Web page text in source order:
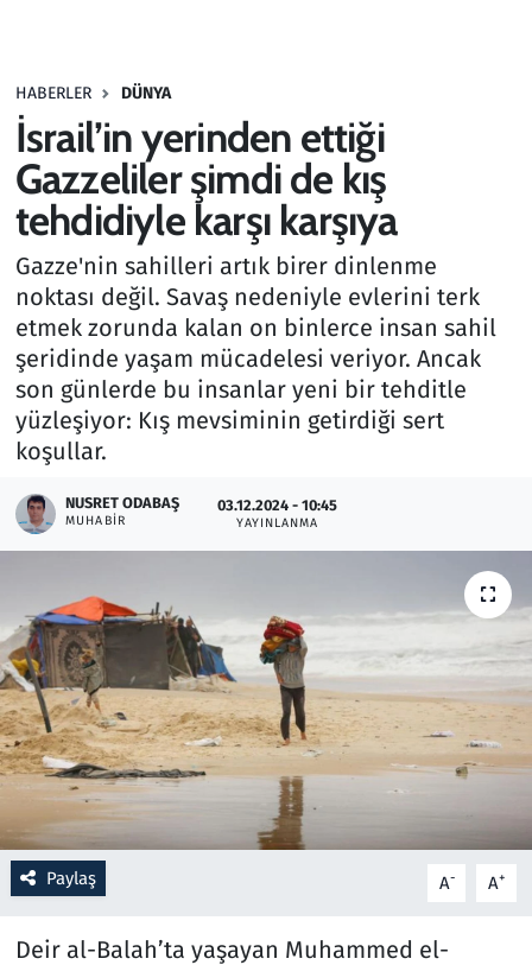
HABERLER DÜNYA
İsrail’in yerinden ettiği
Gazzeliler şimdi de kış
tehdidiyle karşı karşıya
Gazze'nin sahilleri artık birer dinlenme
noktası değil. Savaş nedeniyle evlerini terk
etmek zorunda kalan on binlerce insan sahil
şeridinde yaşam mücadelesi veriyor. Ancak
son günlerde bu insanlar yeni bir tehditle
yüzleşiyor: Kış mevsiminin getirdiği sert
koşullar.
NUSRET ODABAŞ
MUHABIR
03.12.2024 - 10:45
YAYINLANMA
Paylaş A- A+
Deir al-Balah’ta yaşayan Muhammed el-
Haber
Kültür Sanat
Kurumsal Haberler
Lezzet Durağı
Memur ve Kamu
Otomobil
Oyun
Ramazan
Rüya Tabirleri
Sağlık
Savunma Sanayi
Seçim 2023
Spor
Teknoloji ve Bilim